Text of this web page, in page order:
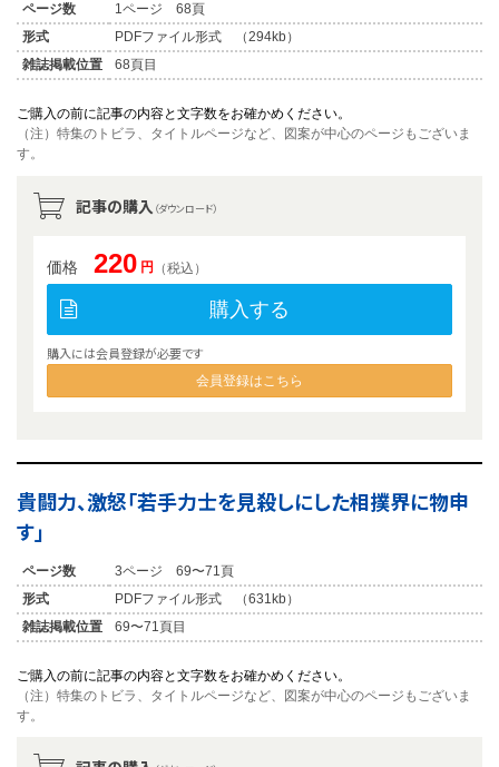
ページ数
1ページ 68頁
形式
PDFファイル形式 （294kb）
雑誌掲載位置
68頁目
ご購入の前に記事の内容と文字数をお確かめください。
（注）特集のトビラ、タイトルページなど、図案が中心のページもございま
す。
記事の購入 （ダウンロード）
価格 220 円 （税込）
購入する
購入には会員登録が必要です
会員登録はこちら
貴闘力、激怒「若手力士を見殺しにした相撲界に物申
す」
ページ数
3ページ 69〜71頁
形式
PDFファイル形式 （631kb）
雑誌掲載位置
69〜71頁目
ご購入の前に記事の内容と文字数をお確かめください。
（注）特集のトビラ、タイトルページなど、図案が中心のページもございま
す。